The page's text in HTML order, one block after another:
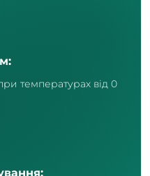
температурах від 0